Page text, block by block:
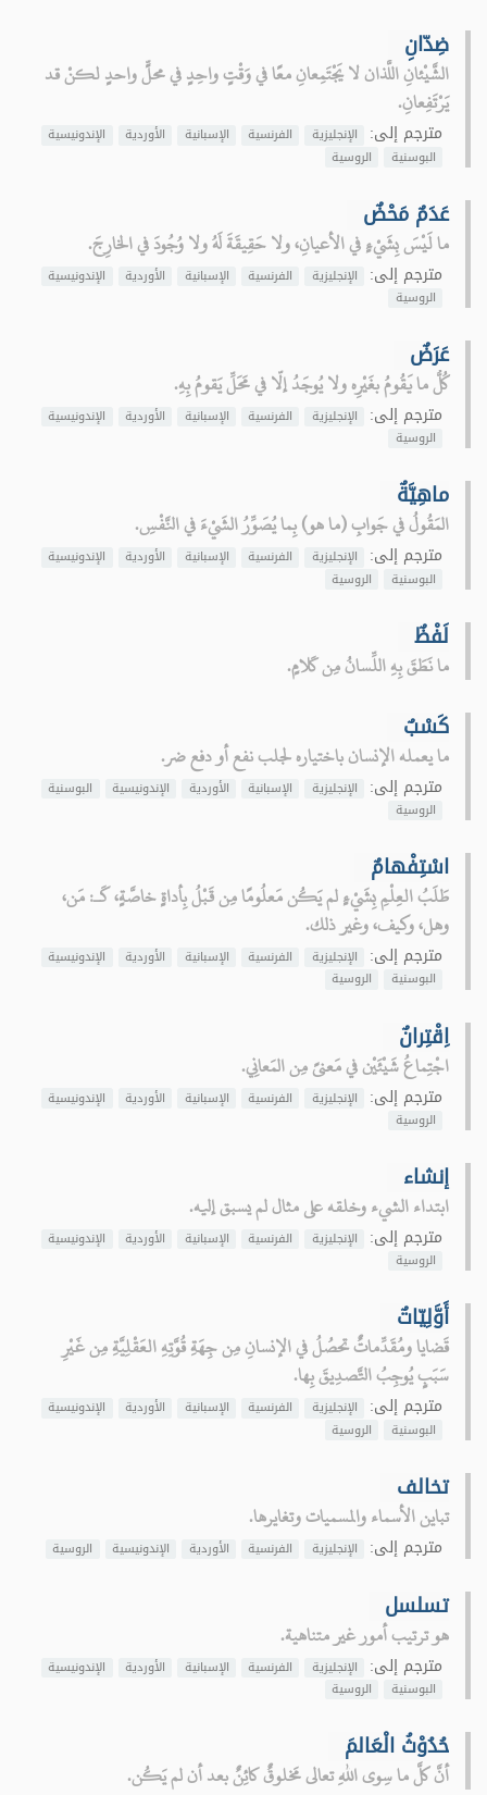
ضِدّانِ
الشَّيْئانِ اللَّذان لا يَجْتَمِعانِ معًا في وَقْتٍ واحِدٍ في محلٍّ واحدٍ لكنْ قد
يَرْتَفِعانِ.
مترجم إلى: الإنجليزية الفرنسية الإسبانية الأوردية
الإندونيسية
البوسنية
الروسية
عَدَمٌ مَحْضٌ
ما لَيْسَ بِشَيْءٍ في الأعيانِ، ولا حَقِيقَةَ لَهُ ولا وُجُودَ في الخارِجَ.
مترجم إلى: الإنجليزية الفرنسية الإسبانية الأوردية
الإندونيسية
الروسية
عَرَضٌ
كُلُّ ما يَقُومُ بغَيْرِه ولا يُوجَدُ إلّا في مَحَلِّ يَقومُ بِهِ.
مترجم إلى: الإنجليزية الفرنسية الإسبانية الأوردية
الإندونيسية
الروسية
ماهِيَّةٌ
المَقُولُ في جَوابِ (ما هو) بِما يُصَوِّرُ الشَيْءَ في النَّفْسِ.
مترجم إلى: الإنجليزية الفرنسية الإسبانية الأوردية
الإندونيسية
البوسنية
الروسية
لَفْظٌ
ما نَطَقَ بِهِ اللِّسانُ مِن كَلامٍ.
كَسْبٌ
ما يعمله الإنسان باختياره لجلب نفع أو دفع ضر.
مترجم إلى: الإنجليزية الإسبانية الأوردية الإندونيسية
البوسنية
الروسية
اسْتِفْهامٌ
طَلَبُ العِلْمِ بِشَيْءٍ لم يَكُن مَعلُومًا مِن قَبْلُ بِأداةٍ خاصَّةٍ، كَـ: مَن،
وهل، وكيف، وغير ذلك.
مترجم إلى: الإنجليزية الفرنسية الإسبانية الأوردية
الإندونيسية
البوسنية
الروسية
اِقْتِرانٌ
اجْتِماعُ شَيْئَيْن في مَعنىً مِن المَعانِي.
مترجم إلى: الإنجليزية الفرنسية الإسبانية الأوردية
الإندونيسية
الروسية
إنشاء
ابتداء الشيء وخلقه على مثال لم يسبق إليه.
مترجم إلى: الإنجليزية الفرنسية الإسبانية الأوردية
الإندونيسية
الروسية
أَوَّلِيّاتٌ
قَضايا ومُقَدِّماتٌ تحصُلُ في الإنسانِ مِن جِهَةِ قُوَّتِهِ العَقْلِيَّةِ مِن غَيْرِ
سَبَبٍ يُوجِبُ التَّصدِيقَ بِها.
مترجم إلى: الإنجليزية الفرنسية الإسبانية الأوردية
الإندونيسية
البوسنية
الروسية
تخالف
تباين الأسماء والمسميات وتغايرها.
مترجم إلى: الإنجليزية الفرنسية الأوردية الإندونيسية الروسية
تسلسل
هو ترتيب أمور غير متناهية.
مترجم إلى: الإنجليزية الفرنسية الإسبانية الأوردية
الإندونيسية
البوسنية
الروسية
حُدُوْثُ الْعَالمَ
أنَّ كلَّ ما سِوى اللهِ تعالى مَخلوقٌ كائِنٌ بعد أن لم يَكُن.